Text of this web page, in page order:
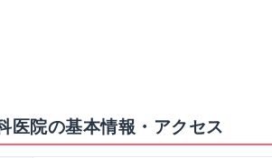
医院の基本情報・アクセス